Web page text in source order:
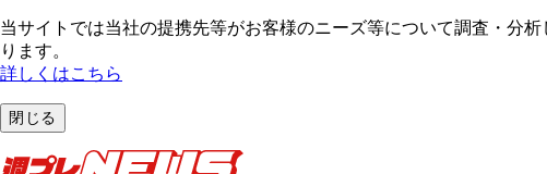
当サイトでは当社の提携先等がお客様のニーズ等について調査・分
ります。
詳しくはこちら
閉じる